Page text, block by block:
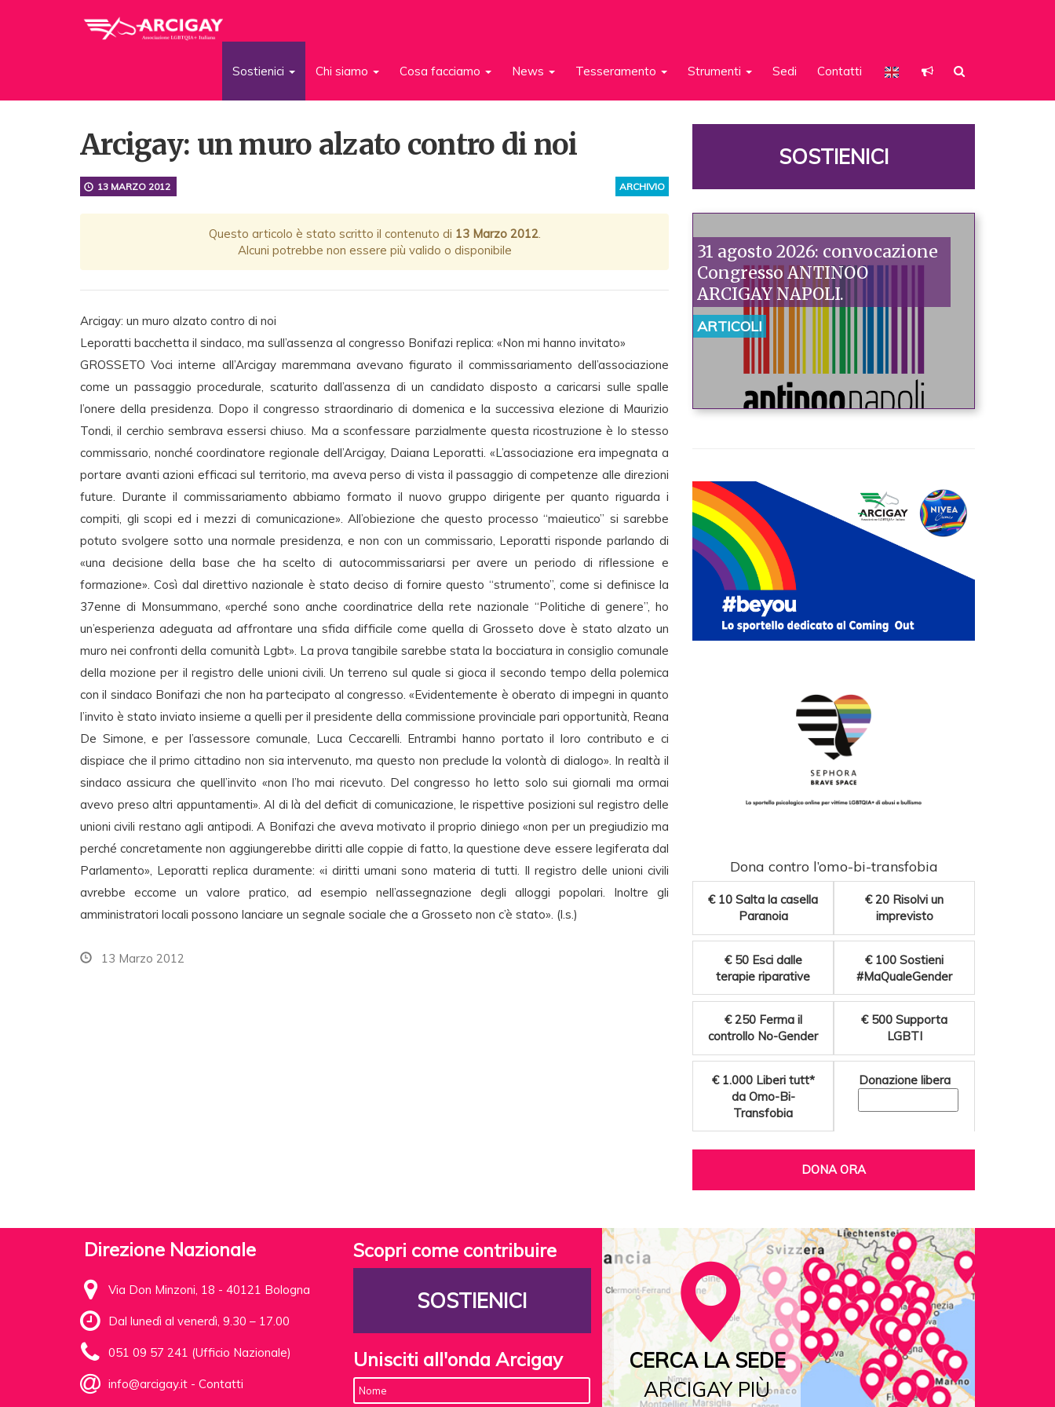
Sostienici Chi siamo Cosa facciamo News Tesseramento Strumenti Sedi Contatti
Arcigay: un muro alzato contro di noi
ARCHIVIO
13 MARZO 2012
Questo articolo è stato scritto il contenuto di 13 Marzo 2012.
Alcuni potrebbe non essere più valido o disponibile
Arcigay: un muro alzato contro di noi
Leporatti bacchetta il sindaco, ma sull’assenza al congresso Bonifazi replica: «Non mi hanno invitato»
GROSSETO Voci interne all’Arcigay maremmana avevano figurato il commissariamento dell’associazione
come un passaggio procedurale, scaturito dall’assenza di un candidato disposto a caricarsi sulle spalle
l’onere della presidenza. Dopo il congresso straordinario di domenica e la successiva elezione di Maurizio
Tondi, il cerchio sembrava essersi chiuso. Ma a sconfessare parzialmente questa ricostruzione è lo stesso
commissario, nonché coordinatore regionale dell’Arcigay, Daiana Leporatti. «L’associazione era impegnata a
portare avanti azioni efficaci sul territorio, ma aveva perso di vista il passaggio di competenze alle direzioni
future. Durante il commissariamento abbiamo formato il nuovo gruppo dirigente per quanto riguarda i
compiti, gli scopi ed i mezzi di comunicazione». All’obiezione che questo processo “maieutico” si sarebbe
potuto svolgere sotto una normale presidenza, e non con un commissario, Leporatti risponde parlando di
«una decisione della base che ha scelto di autocommissariarsi per avere un periodo di riflessione e
formazione». Così dal direttivo nazionale è stato deciso di fornire questo “strumento”, come si definisce la
37enne di Monsummano, «perché sono anche coordinatrice della rete nazionale “Politiche di genere”, ho
un’esperienza adeguata ad affrontare una sfida difficile come quella di Grosseto dove è stato alzato un
muro nei confronti della comunità Lgbt». La prova tangibile sarebbe stata la bocciatura in consiglio comunale
della mozione per il registro delle unioni civili. Un terreno sul quale si gioca il secondo tempo della polemica
con il sindaco Bonifazi che non ha partecipato al congresso. «Evidentemente è oberato di impegni in quanto
l’invito è stato inviato insieme a quelli per il presidente della commissione provinciale pari opportunità, Reana
De Simone, e per l’assessore comunale, Luca Ceccarelli. Entrambi hanno portato il loro contributo e ci
dispiace che il primo cittadino non sia intervenuto, ma questo non preclude la volontà di dialogo». In realtà il
sindaco assicura che quell’invito «non l’ho mai ricevuto. Del congresso ho letto solo sui giornali ma ormai
avevo preso altri appuntamenti». Al di là del deficit di comunicazione, le rispettive posizioni sul registro delle
unioni civili restano agli antipodi. A Bonifazi che aveva motivato il proprio diniego «non per un pregiudizio ma
perché concretamente non aggiungerebbe diritti alle coppie di fatto, la questione deve essere legiferata dal
Parlamento», Leporatti replica duramente: «i diritti umani sono materia di tutti. Il registro delle unioni civili
avrebbe eccome un valore pratico, ad esempio nell’assegnazione degli alloggi popolari. Inoltre gli
amministratori locali possono lanciare un segnale sociale che a Grosseto non c’è stato». (l.s.)
13 Marzo 2012
SOSTIENICI
31 agosto 2026: convocazione
Congresso ANTINOO
ARCIGAY NAPOLI.
ARTICOLI
Dona contro l’omo-bi-transfobia
€ 10 Salta la casella
Paranoia
€ 20 Risolvi un
imprevisto
€ 50 Esci dalle
terapie riparative
€ 100 Sostieni
#MaQualeGender
€ 250 Ferma il
controllo No-Gender
€ 500 Supporta
LGBTI
€ 1.000 Liberi tutt*
da Omo-Bi-
Transfobia
Donazione libera
DONA ORA
Direzione Nazionale
Via Don Minzoni, 18 - 40121 Bologna
Dal lunedì al venerdì, 9.30 – 17.00
051 09 57 241 (Ufficio Nazionale)
info@arcigay.it - Contatti
Scopri come contribuire
SOSTIENICI
Unisciti all'onda Arcigay
CERCA LA SEDE
ARCIGAY PIÙ